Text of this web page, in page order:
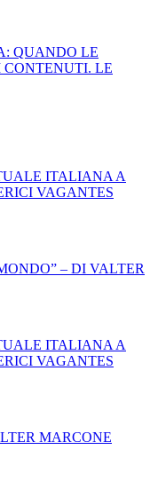
QUANDO LE
LE
ITALIANA A
VAGANTES
– DI VALTER
ITALIANA A
VAGANTES
MARCONE